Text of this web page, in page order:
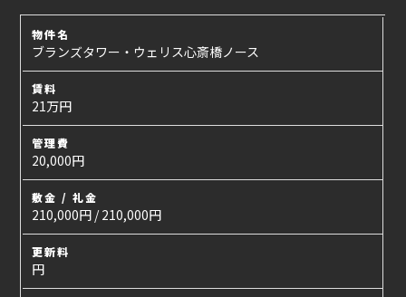
物件名
ブランズタワー・ウェリス心斎橋ノース
賃料
21万円
管理費
20,000円
敷金 / 礼金
210,000円 / 210,000円
更新料
円